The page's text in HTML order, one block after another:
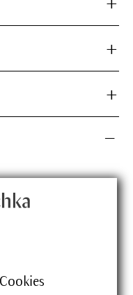
von 5 Sternen